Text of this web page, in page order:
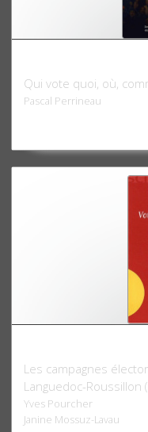
Qui vote quoi, où,
Pascal Perrineau
Les campagnes
Languedoc-Roussillon
Yves Pourcher
Janine Mossuz-Lavau